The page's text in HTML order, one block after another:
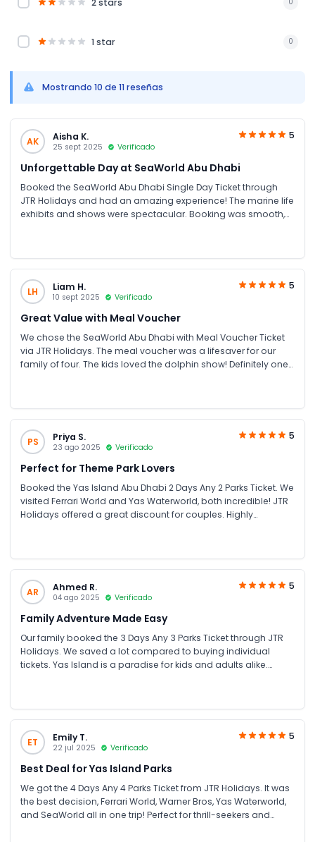
1 star 0
Mostrando 10 de 11 reseñas
AK Aisha K.
25 sept 2025 Verificado
5
Unforgettable Day at SeaWorld Abu Dhabi
Booked the SeaWorld Abu Dhabi Single Day Ticket through
JTR Holidays and had an amazing experience! The marine life
exhibits and shows were spectacular. Booking was smooth,
LH Liam H.
10 sept 2025 Verificado
5
Great Value with Meal Voucher
We chose the SeaWorld Abu Dhabi with Meal Voucher Ticket
via JTR Holidays. The meal voucher was a lifesaver for our
family of four. The kids loved the dolphin show! Definitely one
PS Priya S.
23 ago 2025 Verificado
5
Perfect for Theme Park Lovers
Booked the Yas Island Abu Dhabi 2 Days Any 2 Parks Ticket. We
visited Ferrari World and Yas Waterworld, both incredible! JTR
Holidays offered a great discount for couples. Highly
AR Ahmed R.
04 ago 2025 Verificado
5
Family Adventure Made Easy
Our family booked the 3 Days Any 3 Parks Ticket through JTR
Holidays. We saved a lot compared to buying individual
tickets. Yas Island is a paradise for kids and adults alike.
ET Emily T.
22 jul 2025 Verificado
5
Best Deal for Yas Island Parks
We got the 4 Days Any 4 Parks Ticket from JTR Holidays. It was
the best decision, Ferrari World, Warner Bros, Yas Waterworld,
and SeaWorld all in one trip! Perfect for thrill-seekers and